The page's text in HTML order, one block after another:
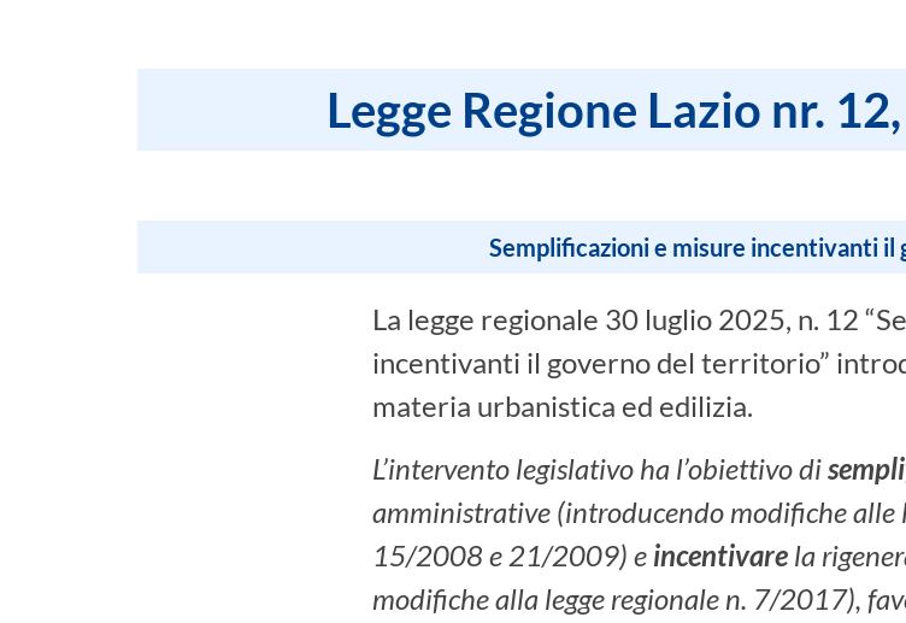
Legge Regione Lazio nr.
Semplificazioni e misure incentivanti
La legge regionale 30 luglio 2025, n. 12
incentivanti il governo del territorio”
materia urbanistica ed edilizia.
L’intervento legislativo ha l’obiettivo di
amministrative (introducendo modifiche
15/2008 e 21/2009) e incentivare la
modifiche alla legge regionale n. 7/2017),